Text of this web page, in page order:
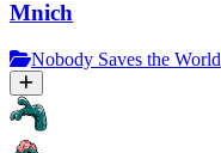
Mnich
Nobody Saves the World